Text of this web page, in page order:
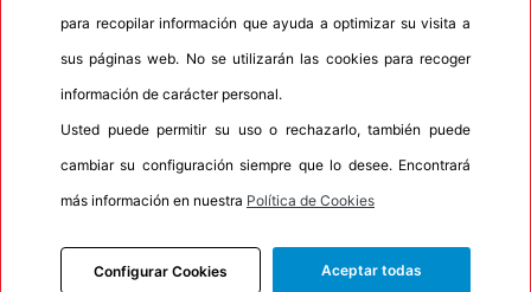
Banda blanca No
No
Calidad QUALITY
P.O.R. No
Oportunidad No
Etiqueta energética Información Eprel
para recopilar información que ayuda a optimizar su visita a
sus páginas web. No se utilizarán las cookies para recoger
información de carácter personal.
Usted puede permitir su uso o rechazarlo, también puede
cambiar su configuración siempre que lo desee. Encontrará
más información en nuestra Política de Cookies
Configurar Cookies Aceptar todas